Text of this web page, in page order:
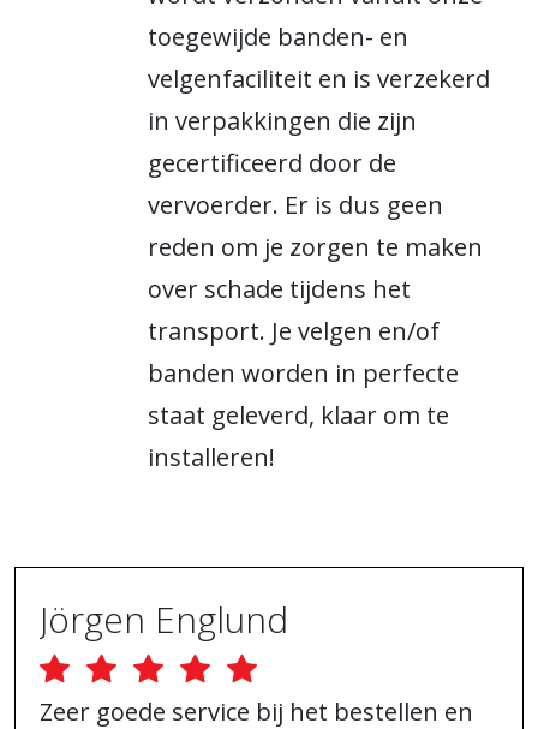
toegewijde banden- en
velgenfaciliteit en is verzekerd
in verpakkingen die zijn
gecertificeerd door de
vervoerder. Er is dus geen
reden om je zorgen te maken
over schade tijdens het
transport. Je velgen en/of
banden worden in perfecte
staat geleverd, klaar om te
installeren!
Jörgen Englund
Zeer goede service bij het bestellen en